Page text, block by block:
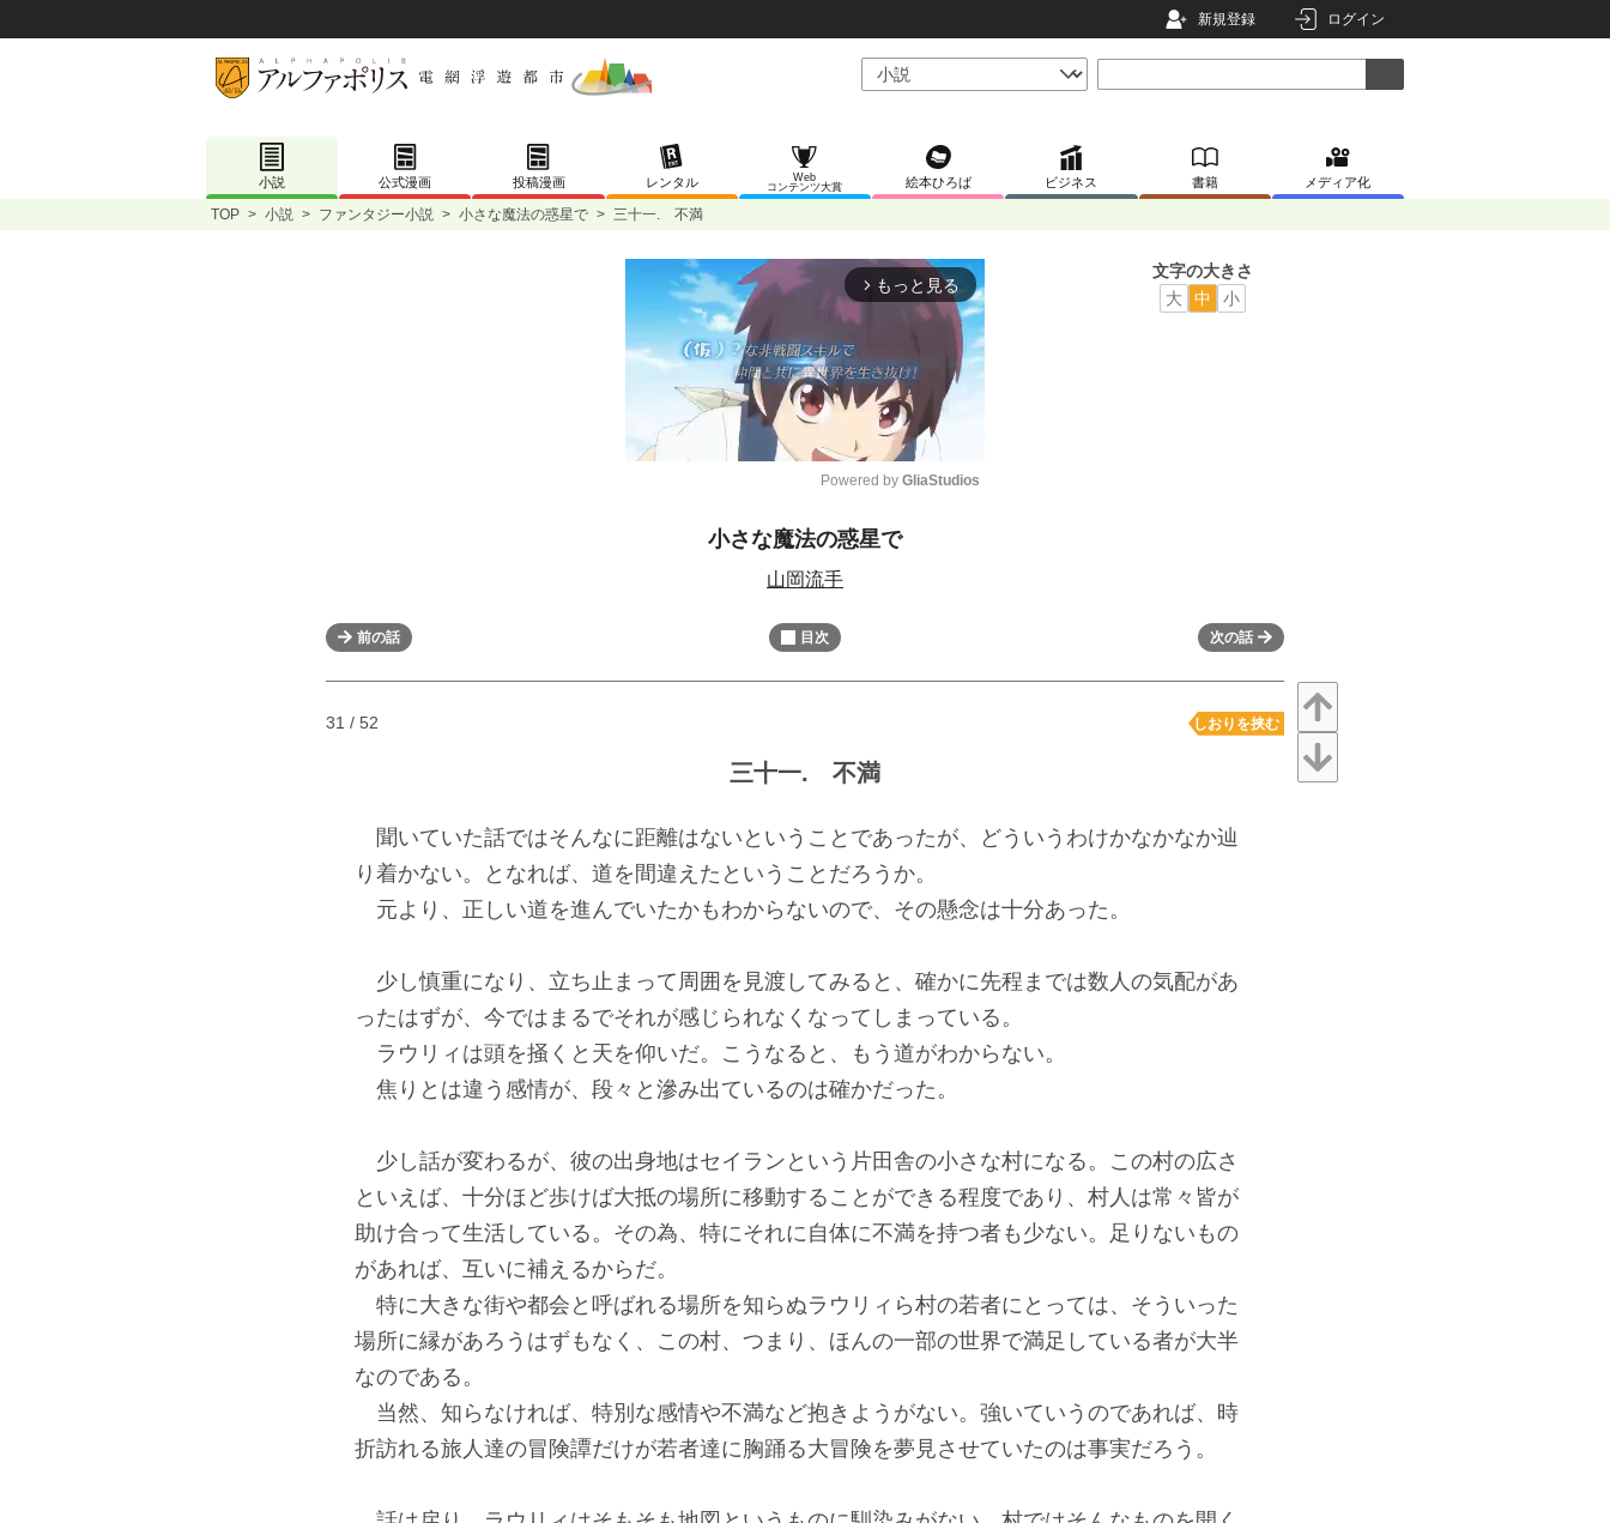
新規登録 ログイン
小説 公式漫画 投稿漫画 レンタル
Web
コンテンツ大賞
絵本ひろば ビジネス 書籍 メディア化
TOP > 小説 > ファンタジー小説 > 小さな魔法の惑星で > 三十一. 不満
arrow_forward_ios もっと見る
M
Powered by GliaStudios
小さな魔法の惑星で
山岡流手
文字の大きさ
大
中 小
前の話 目次 次の話
31 / 52 しおりを挟む
三十一. 不満
聞いていた話ではそんなに距離はないということであったが、どういうわけかなかなか辿
り着かない。となれば、道を間違えたということだろうか。
元より、正しい道を進んでいたかもわからないので、その懸念は十分あった。
少し慎重になり、立ち止まって周囲を見渡してみると、確かに先程までは数人の気配があ
ったはずが、今ではまるでそれが感じられなくなってしまっている。
ラウリィは頭を掻くと天を仰いだ。こうなると、もう道がわからない。
焦りとは違う感情が、段々と滲み出ているのは確かだった。
少し話が変わるが、彼の出身地はセイランという片田舎の小さな村になる。この村の広さ
といえば、十分ほど歩けば大抵の場所に移動することができる程度であり、村人は常々皆が
助け合って生活している。その為、特にそれに自体に不満を持つ者も少ない。足りないもの
があれば、互いに補えるからだ。
特に大きな街や都会と呼ばれる場所を知らぬラウリィら村の若者にとっては、そういった
場所に縁があろうはずもなく、この村、つまり、ほんの一部の世界で満足している者が大半
なのである。
当然、知らなければ、特別な感情や不満など抱きようがない。強いていうのであれば、時
折訪れる旅人達の冒険譚だけが若者達に胸踊る大冒険を夢見させていたのは事実だろう。